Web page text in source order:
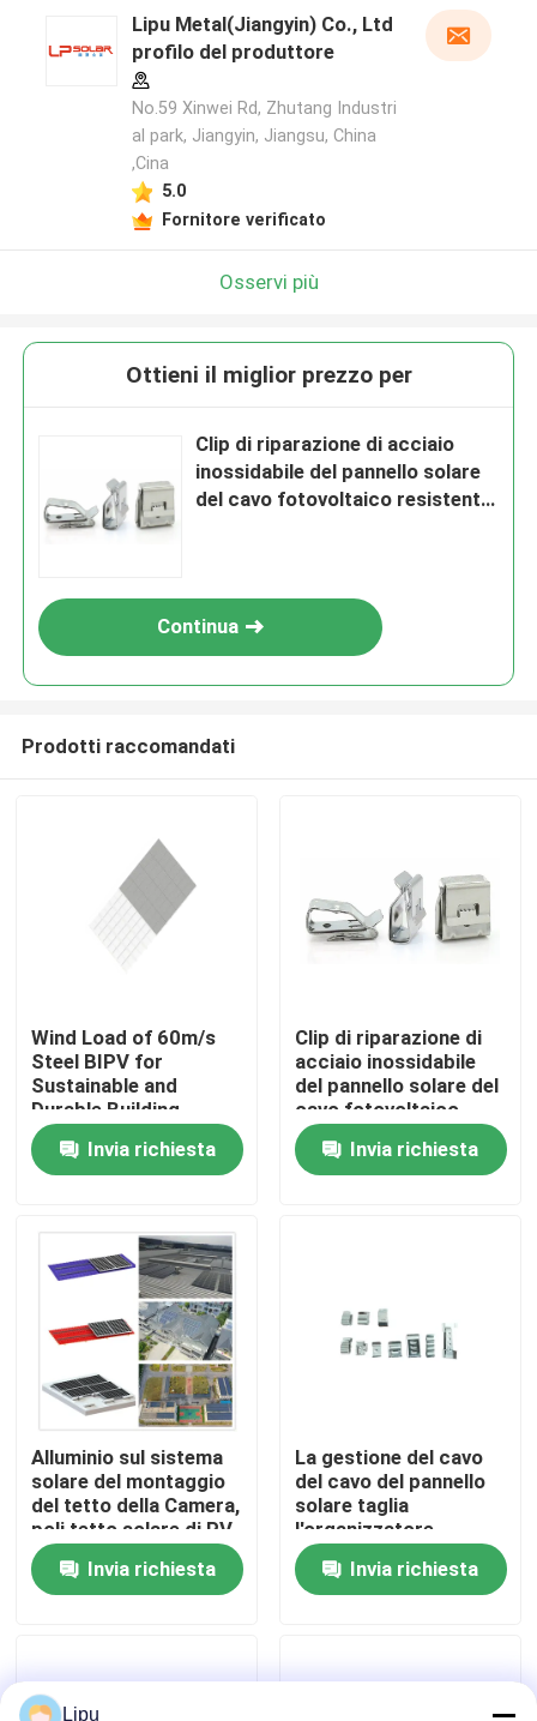
Casa
Prodotti
Video
Manifestazione di VR
Circa noi
Giro della fabbrica
Controllo di qualità
Contattici
pv solare che monta i sistemi
Lipu Metal(Jiangyin) Co., Ltd
profilo del produttore
No.59 Xinwei Rd, Zhutang Industri
al park, Jiangyin, Jiangsu, China
,Cina
5.0
Fornitore verificato
Osservi più
Ottieni il miglior prezzo per
Clip di riparazione di acciaio
inossidabile del pannello solare
del cavo fotovoltaico resistente
Continua
Prodotti raccomandati
Wind Load of 60m/s
Steel BIPV for
Sustainable and
Durable Building
Solutions
Invia richiesta
Clip di riparazione di
acciaio inossidabile
del pannello solare del
cavo fotovoltaico
resistente alla
corrosione del
sistema PV
Invia richiesta
Alluminio sul sistema
solare del montaggio
del tetto della Camera,
poli tetto solare di PV
che monta i sistemi
Invia richiesta
La gestione del cavo
del cavo del pannello
solare taglia
l'organizzatore
Sus304
Invia richiesta
Lipu